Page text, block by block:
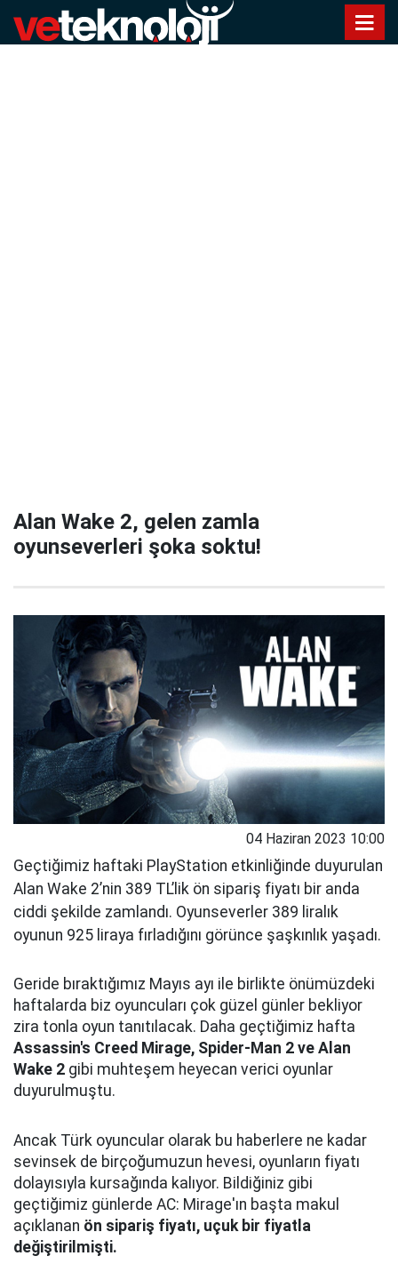
Alan Wake 2, gelen zamla
oyunseverleri şoka soktu!
04 Haziran 2023 10:00
Geçtiğimiz haftaki PlayStation etkinliğinde duyurulan
Alan Wake 2’nin 389 TL’lik ön sipariş fiyatı bir anda
ciddi şekilde zamlandı. Oyunseverler 389 liralık
oyunun 925 liraya fırladığını görünce şaşkınlık yaşadı.
Geride bıraktığımız Mayıs ayı ile birlikte önümüzdeki
haftalarda biz oyuncuları çok güzel günler bekliyor
zira tonla oyun tanıtılacak. Daha geçtiğimiz hafta
Assassin's Creed Mirage, Spider-Man 2 ve Alan
Wake 2 gibi muhteşem heyecan verici oyunlar
duyurulmuştu.
Ancak Türk oyuncular olarak bu haberlere ne kadar
sevinsek de birçoğumuzun hevesi, oyunların fiyatı
dolayısıyla kursağında kalıyor. Bildiğiniz gibi
geçtiğimiz günlerde AC: Mirage'ın başta makul
açıklanan ön sipariş fiyatı, uçuk bir fiyatla
değiştirilmişti.